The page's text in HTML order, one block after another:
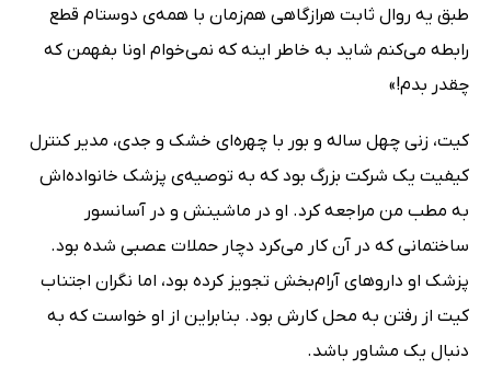
طبق یه روال ثابت هرازگاهی هم‌زمان با همه‌ی دوستام قطع
رابطه می‌کنم شاید به خاطر اینه که نمی‌خوام اونا بفهمن که
چقدر بدم!»
کیت، زنی چهل ساله و بور با چهره‌ای خشک و جدی، مدیر کنترل
کیفیت یک شرکت بزرگ بود که به توصیه‌ی پزشک خانواده‌اش
به مطب من مراجعه کرد. او در ماشینش و در آسانسور
ساختمانی که در آن کار می‌کرد دچار حملات عصبی شده بود.
پزشک او داروهای آرام‌بخش تجویز کرده بود، اما نگران اجتناب
کیت از رفتن به محل کارش بود. بنابراین از او خواست که به
دنبال یک مشاور باشد.